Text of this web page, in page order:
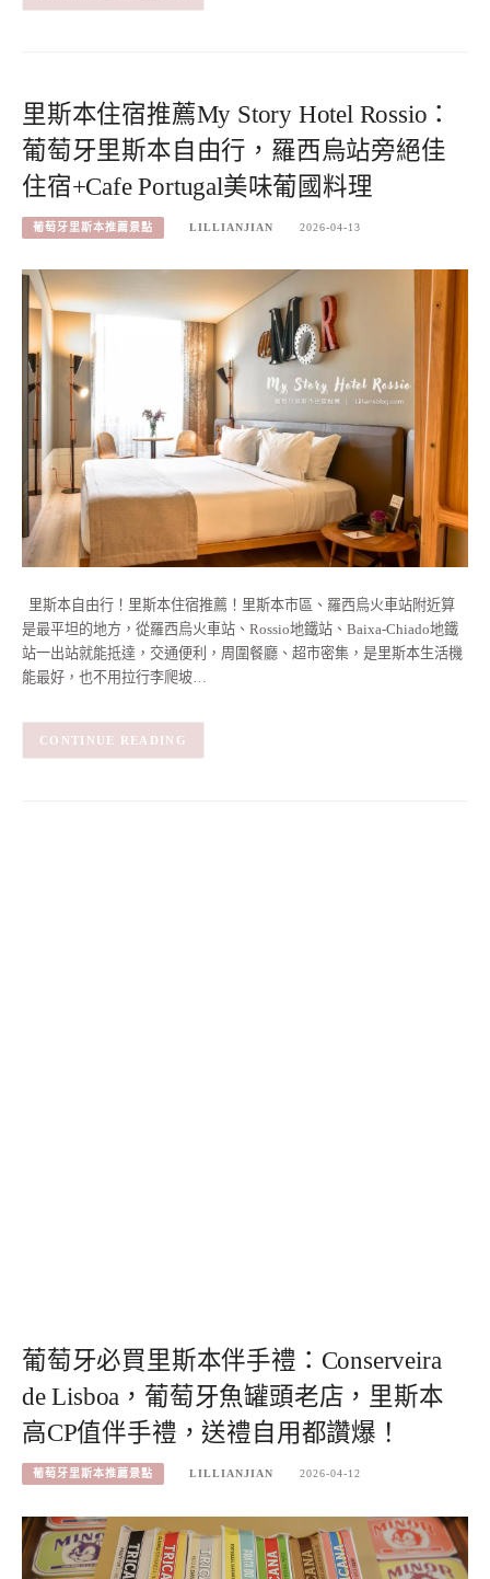
里斯本住宿推薦My Story Hotel Rossio：
葡萄牙里斯本自由行，羅西烏站旁絕佳
住宿+Cafe Portugal美味葡國料理
葡萄牙里斯本推薦景點 LILLIANJIAN 2026-04-13
里斯本自由行！里斯本住宿推薦！里斯本市區、羅西烏火車站附近算
是最平坦的地方，從羅西烏火車站、Rossio地鐵站、Baixa-Chiado地鐵
站一出站就能抵達，交通便利，周圍餐廳、超市密集，是里斯本生活機
能最好，也不用拉行李爬坡…
CONTINUE READING
葡萄牙必買里斯本伴手禮：Conserveira
de Lisboa，葡萄牙魚罐頭老店，里斯本
高CP值伴手禮，送禮自用都讚爆！
葡萄牙里斯本推薦景點 LILLIANJIAN 2026-04-12